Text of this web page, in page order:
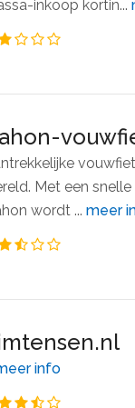
inkoop kortin...
Met een
wordt ... meer
info